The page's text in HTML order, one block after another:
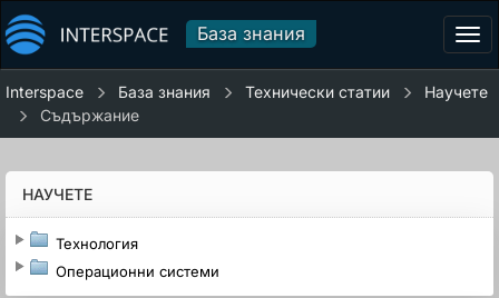
База знания
Interspace База знания Технически статии
Научете
Съдържание
НАУЧЕТЕ
Технология
Операционни системи